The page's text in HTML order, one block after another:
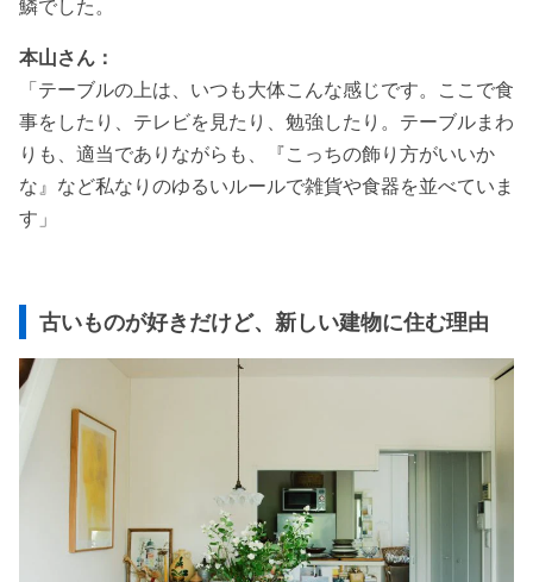
鱗でした。
本山さん：
「テーブルの上は、いつも大体こんな感じです。ここで食
事をしたり、テレビを見たり、勉強したり。テーブルまわ
りも、適当でありながらも、『こっちの飾り方がいいか
な』など私なりのゆるいルールで雑貨や食器を並べていま
す」
古いものが好きだけど、新しい建物に住む理由